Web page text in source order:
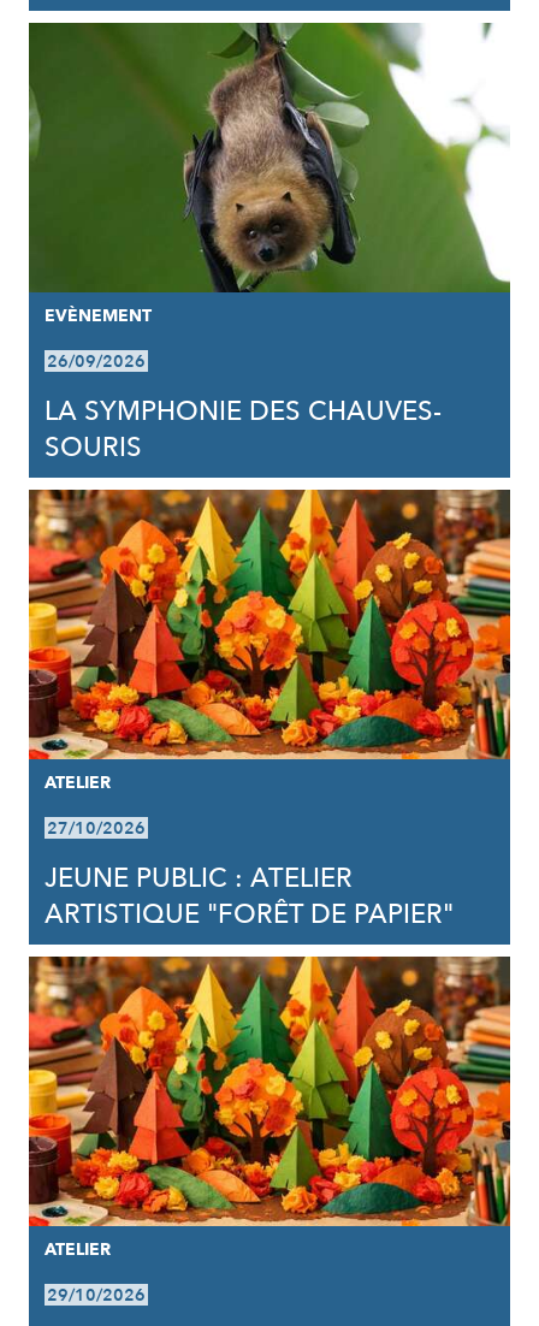
EVÈNEMENT
26/09/2026
LA SYMPHONIE DES CHAUVES-
SOURIS
ATELIER
27/10/2026
JEUNE PUBLIC : ATELIER
ARTISTIQUE "FORÊT DE PAPIER"
ATELIER
29/10/2026